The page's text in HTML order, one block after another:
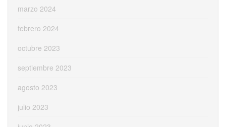
marzo 2024
febrero 2024
octubre 2023
septiembre 2023
agosto 2023
julio 2023